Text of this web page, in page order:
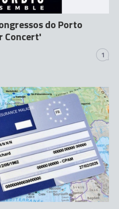
do Porto
Concert'
1